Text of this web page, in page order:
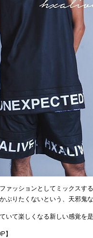
ァッションとしてミックスす
ぶりたくないという、天邪鬼
いて楽しくなる新しい感覚を
】